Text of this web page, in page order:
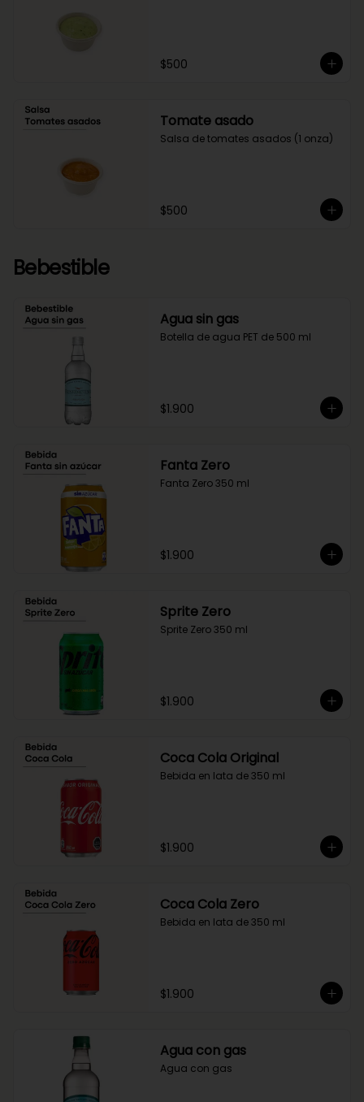
$500
Tomate asado
Salsa de tomates asados (1 onza)
$500
Bebestible
Agua sin gas
Botella de agua PET de 500 ml
$1.900
Fanta Zero
Fanta Zero 350 ml
$1.900
Sprite Zero
Sprite Zero 350 ml
$1.900
Coca Cola Original
Bebida en lata de 350 ml
$1.900
Coca Cola Zero
Bebida en lata de 350 ml
$1.900
Agua con gas
Agua con gas